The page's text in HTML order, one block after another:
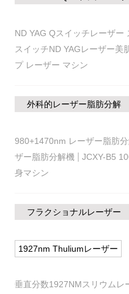
ND YAG Qスイッチレーザー
スイッチND YAGレーザー美
プ レーザー マシン
外科的レーザー脂肪分解
980+1470nm レーザー脂肪
ザー脂肪分解機
JCXY-B5
身マシン
フラクショナルレーザー
1927nm Thuliumレーザー
垂直分数1927NMスリウムレ